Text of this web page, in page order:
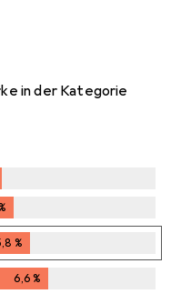
in der Kategorie
%
6,6%